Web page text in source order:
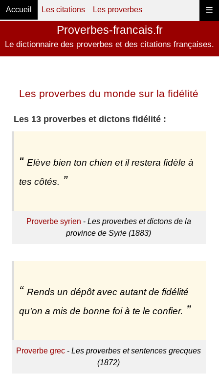
☰
Accueil Les citations Les proverbes
Proverbes-francais.fr
Le dictionnaire des proverbes et des citations françaises.
Les proverbes du monde sur la fidélité
Les 13 proverbes et dictons fidélité :
Elève bien ton chien et il restera fidèle à
tes côtés.
Proverbe syrien - Les proverbes et dictons de la
province de Syrie (1883)
Rends un dépôt avec autant de fidélité
qu'on a mis de bonne foi à te le confier.
Proverbe grec -Les proverbes et sentences grecques
(1872)